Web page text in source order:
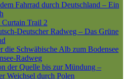
Fahrrad durch Deutschland – Ein
Trail 2
Deutscher Radweg – Das Grüne
die Schwäbische Alb zum Bodensee
Radweg
der Quelle bis zur Mündung –
Weichsel durch Polen